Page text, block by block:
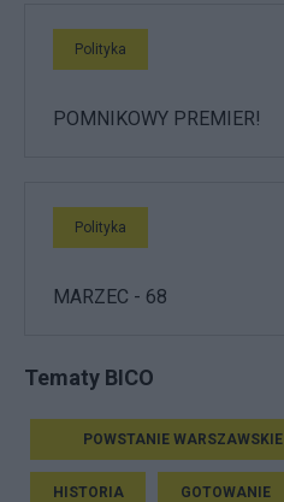
Polityka
POMNIKOWY PREMIER!
Polityka
MARZEC - 68
Tematy BICO
POWSTANIE WARSZAWSKIE
HISTORIA GOTOWANIE